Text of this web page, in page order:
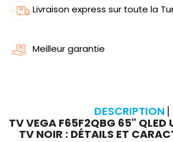
Livraison express sur toute la
Meilleur garantie
DESCRIPTION
TV VEGA F65F2QBG 65" QLED
TV NOIR : DÉTAILS ET